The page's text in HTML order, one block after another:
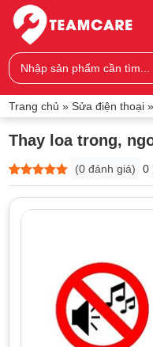
Trang chủ » Sửa điện thoại»
Thay loa trong,
5trên 5
dựa trên
0
đánh giá
(0 đánh giá) 0